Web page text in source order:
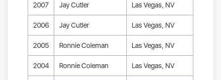
2007 Jay Cutler Las Vegas, NV
2006 Jay Cutler Las Vegas, NV
2005 Ronnie Coleman Las Vegas, NV
2004 Ronnie Coleman Las Vegas, NV